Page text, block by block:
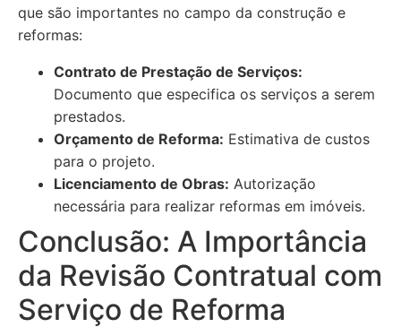
que são importantes no campo da construção e
reformas:
Contrato de Prestação de Serviços:
Documento que especifica os serviços a serem
prestados.
Orçamento de Reforma: Estimativa de custos
para o projeto.
Licenciamento de Obras: Autorização
necessária para realizar reformas em imóveis.
Conclusão: A Importância
da Revisão Contratual com
Serviço de Reforma